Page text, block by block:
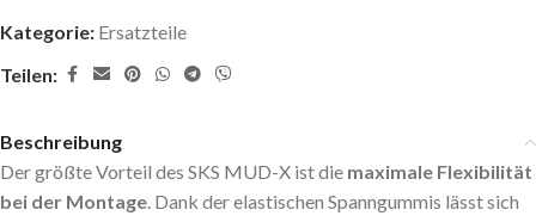
Kategorie: Ersatzteile
Teilen:
Beschreibung
Der größte Vorteil des SKS MUD-X ist die maximale Flexibilität
bei der Montage. Dank der elastischen Spanngummis lässt sich